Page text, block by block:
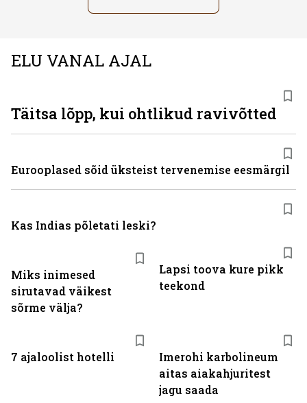
ELU VANAL AJAL
Miks inimesed
sirutavad väikest
sõrme välja?
Lapsi toova kure pikk
teekond
7 ajaloolist hotelli
Imerohi karbolineum
aitas aiakahjuritest
jagu saada
Täitsa lõpp, kui ohtlikud ravivõtted
Eurooplased sõid üksteist tervenemise eesmärgil
Kas Indias põletati leski?